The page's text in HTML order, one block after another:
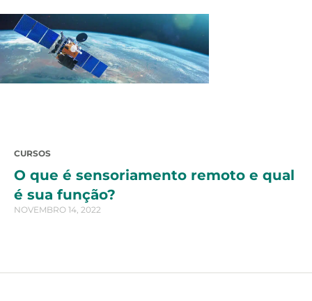
CURSOS
O que é sensoriamento remoto e qual
é sua função?
NOVEMBRO 14, 2022